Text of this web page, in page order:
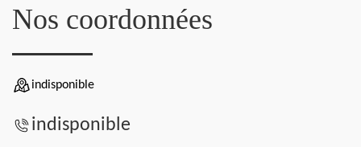
Nos coordonnées
indisponible
indisponible